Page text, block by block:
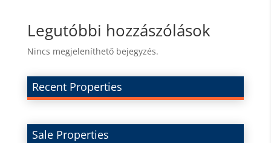
Legutóbbi hozzászólások
Nincs megjeleníthető bejegyzés.
Recent Properties
Sale Properties